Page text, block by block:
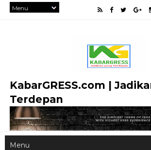
KabarGRESS.com |
Terdepan